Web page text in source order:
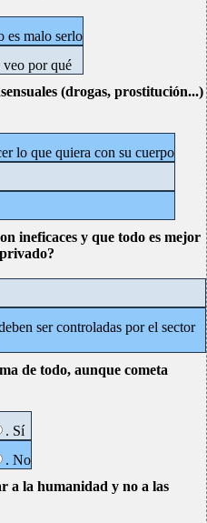
es malo serlo
por qué
(drogas, prostitución...)
lo que quiera con su cuerpo
ineficaces y que todo es mejor
ser controladas por el sector
de todo, aunque cometa
. Sí
. No
a la humanidad y no a las